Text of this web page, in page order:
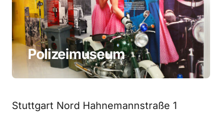
Polizeimuseum
Stuttgart Nord Hahnemannstraße 1